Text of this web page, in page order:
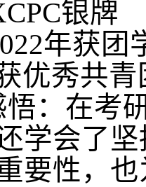
银牌
22年获团
优秀共青
悟：在考
学会了
要性，